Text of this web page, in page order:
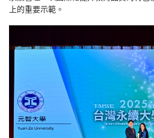
上的重要示範。